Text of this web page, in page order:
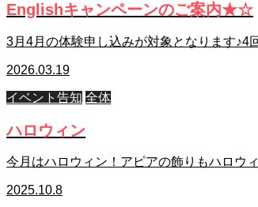
Englishキャンペーンのご案内★☆
3月4月の体験申し込みが対象となります
2026.03.19
イベント告知 全体
ハロウィン
今月はハロウィン！アピアの飾りもハロウ
2025.10.8